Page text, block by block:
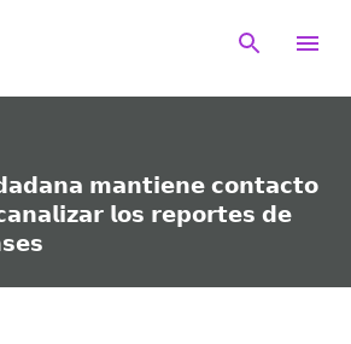
𝗺𝗮𝗻𝘁𝗶𝗲𝗻𝗲 𝗰𝗼𝗻𝘁𝗮𝗰𝘁𝗼
𝗹𝗼𝘀 𝗿𝗲𝗽𝗼𝗿𝘁𝗲𝘀 𝗱𝗲